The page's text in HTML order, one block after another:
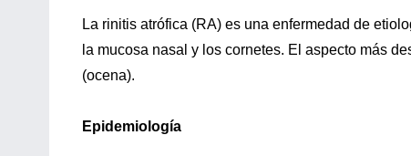
La rinitis atrófica (RA) es una enfermedad de
la mucosa nasal y los cornetes. El aspecto más
(ocena).
Epidemiología